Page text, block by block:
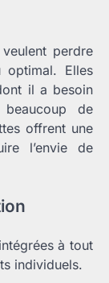
perdre
Elles
il a besoin
de
offrent une
l’envie de
à tout
individuels.